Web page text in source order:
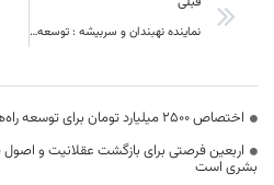
نماینده نهبندان و سربیشه : توسعه نهبندان حق مردم این منطقه است
اختصاص 2500 میلیارد تومان برای توسعه راه‌های دوبانده خراسان جنوبی
اربعین فرصتی برای بازگشت عقلانیت و
بشری است